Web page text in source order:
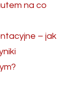
na co
– jak